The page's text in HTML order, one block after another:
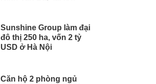
Sunshine Group làm đại
đô thị 250 ha, vốn 2 tỷ
USD ở Hà Nội
Căn hộ 2 phòng ngủ